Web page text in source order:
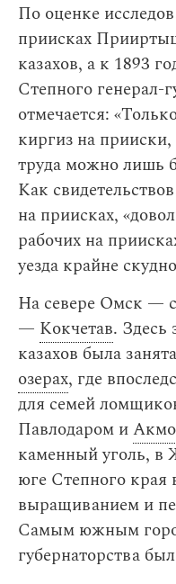
По оценке
приисках
казахов, а к 1893
Степного генерал-
отмечается:
киргиз на прииски,
труда можно лишь
Как
на приисках,
рабочих на
уезда крайне
На севере Омск —
— Кокчетав. Здесь
казахов была
озерах, где
для семей
Павлодаром и
каменный уголь, в
юге Степного края
выращиванием и
Самым южным
губернаторства был